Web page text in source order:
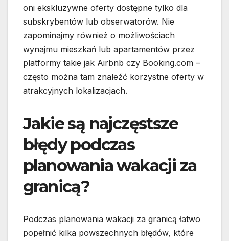
oni ekskluzywne oferty dostępne tylko dla
subskrybentów lub obserwatorów. Nie
zapominajmy również o możliwościach
wynajmu mieszkań lub apartamentów przez
platformy takie jak Airbnb czy Booking.com –
często można tam znaleźć korzystne oferty w
atrakcyjnych lokalizacjach.
Jakie są najczęstsze
błędy podczas
planowania wakacji za
granicą?
Podczas planowania wakacji za granicą łatwo
popełnić kilka powszechnych błędów, które